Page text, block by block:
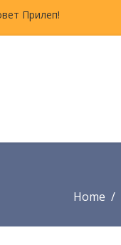
Прилеп!
Home